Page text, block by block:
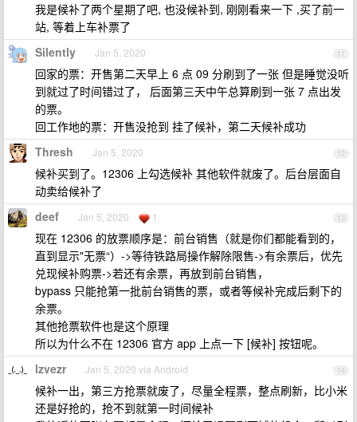
我是候补了两个星期了吧, 也没候补到, 刚刚看来一下 ,买了前一
站, 等着上车补票了
11
Silently Jan 5, 2020
回家的票：开售第二天早上 6 点 09 分刷到了一张 但是睡觉没听
到就过了时间错过了， 后面第三天中午总算刷到一张 7 点出发
的票。
回工作地的票：开售没抢到 挂了候补，第二天候补成功
12
Thresh Jan 5, 2020
候补买到了。12306 上勾选候补 其他软件就废了。后台层面自
动卖给候补了
13
deef Jan 5, 2020 1
现在 12306 的放票顺序是：前台销售（就是你们都能看到的，
直到显示"无票“）->等待铁路局操作解除限售->有余票后，优先
兑现候补购票->若还有余票，再放到前台销售，
bypass 只能抢第一批前台销售的票，或者等候补完成后剩下的
余票。
其他抢票软件也是这个原理
所以为什么不在 12306 官方 app 上点一下 [候补] 按钮呢。
14
lzvezr Jan 5, 2020 via Android
候补一出，第三方抢票就废了，尽量全程票，整点刷新，比小米
还是好抢的，抢不到就第一时间候补